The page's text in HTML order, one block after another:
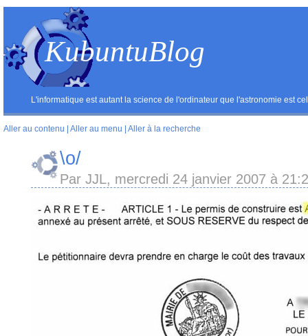
KubuntuBlog
L'informatique est autant la science de l'ordinateur que l'astronomie est
Aller au contenu Aller au menu Aller à la recherche
\o/
Par JJL, mercredi 24 janvier 2007 à